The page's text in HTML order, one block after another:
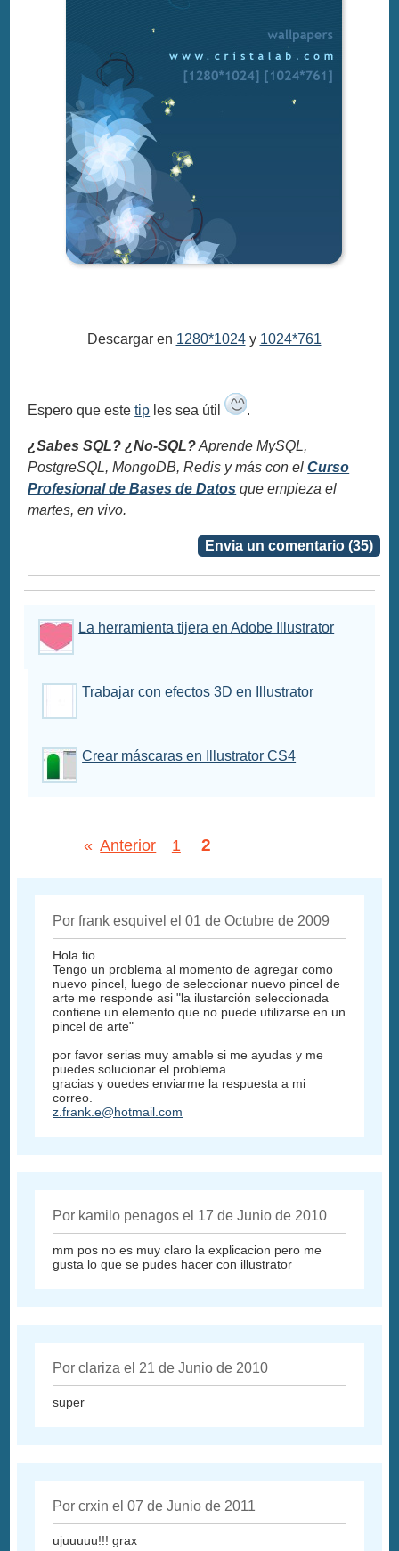
Descargar en 1280*1024y 1024*761
Espero que estetip les sea útil .
¿Sabes SQL? ¿No-SQL?Aprende MySQL,
PostgreSQL, MongoDB, Redis y más con elCurso
Profesional de Bases de Datos que empieza el
martes, en vivo.
Envia un comentario (35)
La herramienta tijera en Adobe Illustrator
Trabajar con efectos 3D en Illustrator
Crear máscaras en Illustrator CS4
« Anterior 1 2
Por frank esquivel el 01 de Octubre de 2009
Hola tio.
Tengo un problema al momento de agregar como
nuevo pincel, luego de seleccionar nuevo pincel de
arte me responde asi "la ilustarción seleccionada
contiene un elemento que no puede utilizarse en un
pincel de arte"
por favor serias muy amable si me ayudas y me
puedes solucionar el problema
gracias y ouedes enviarme la respuesta a mi
correo.
z.frank.e@hotmail.com
Por kamilo penagos el 17 de Junio de 2010
mm pos no es muy claro la explicacion pero me
gusta lo que se pudes hacer con illustrator
Por clariza el 21 de Junio de 2010
super
Por crxin el 07 de Junio de 2011
ujuuuuu!!! grax